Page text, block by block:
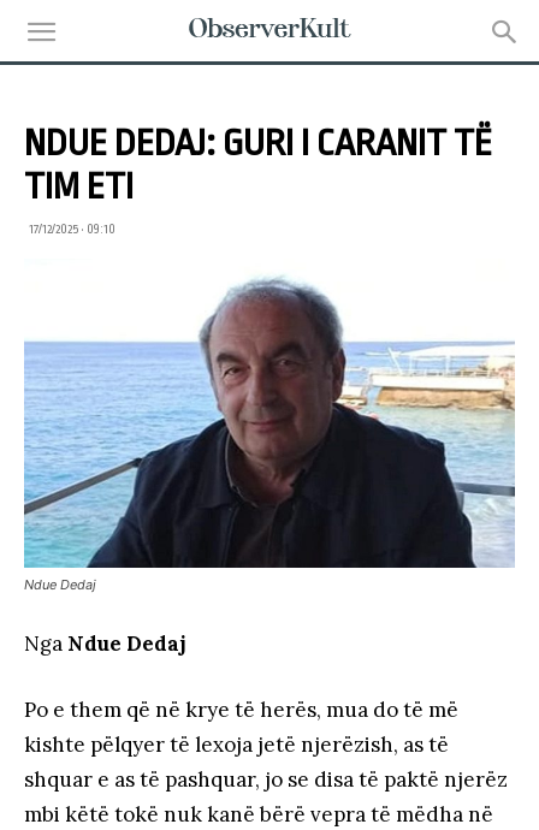
NDUE DEDAJ: GURI I CARANIT TË
TIM ETI
17/12/2025 • 09:10
Ndue Dedaj
Nga Ndue Dedaj
Po e them që në krye të herës, mua do të më
kishte pëlqyer të lexoja jetë njerëzish, as të
shquar e as të pashquar, jo se disa të paktë njerëz
mbi këtë tokë nuk kanë bërë vepra të mëdha në